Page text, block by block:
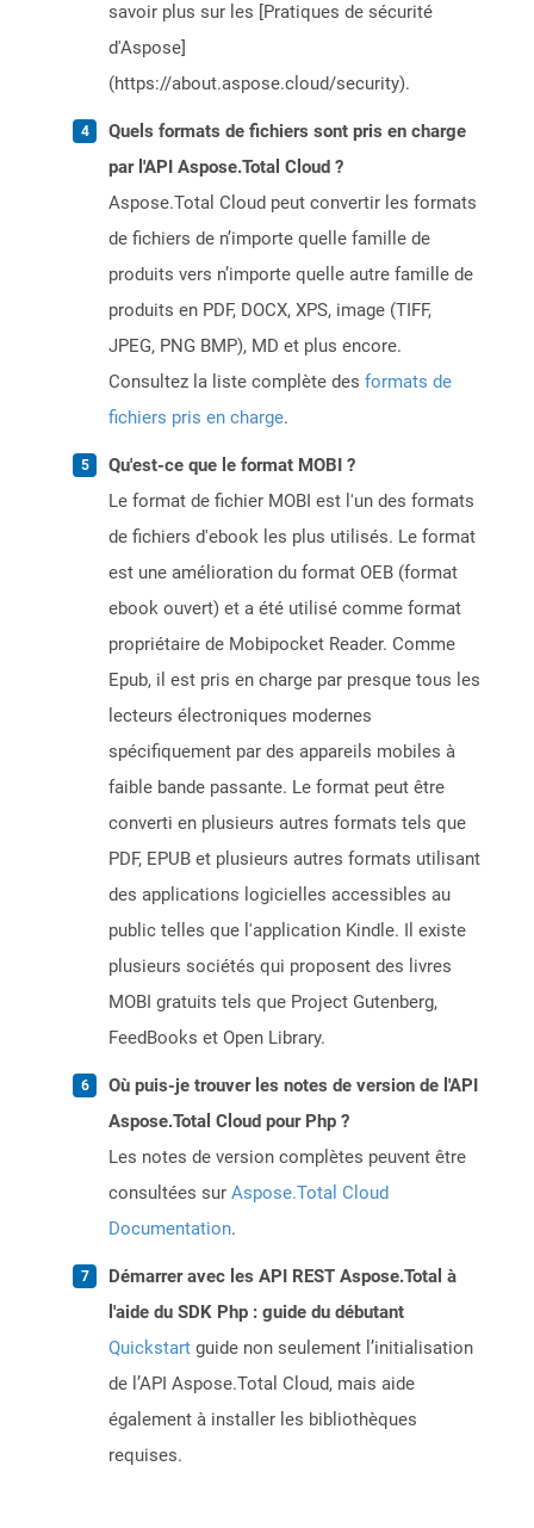
savoir plus sur les [Pratiques de sécurité
d'Aspose]
(https://about.aspose.cloud/security).
Quels formats de fichiers sont pris en charge
par l'API Aspose.Total Cloud ?
Aspose.Total Cloud peut convertir les formats
de fichiers de n’importe quelle famille de
produits vers n’importe quelle autre famille de
produits en PDF, DOCX, XPS, image (TIFF,
JPEG, PNG BMP), MD et plus encore.
Consultez la liste complète des formats de
fichiers pris en charge.
Qu'est-ce que le format MOBI ?
Le format de fichier MOBI est l'un des formats
de fichiers d'ebook les plus utilisés. Le format
est une amélioration du format OEB (format
ebook ouvert) et a été utilisé comme format
propriétaire de Mobipocket Reader. Comme
Epub, il est pris en charge par presque tous les
lecteurs électroniques modernes
spécifiquement par des appareils mobiles à
faible bande passante. Le format peut être
converti en plusieurs autres formats tels que
PDF, EPUB et plusieurs autres formats utilisant
des applications logicielles accessibles au
public telles que l'application Kindle. Il existe
plusieurs sociétés qui proposent des livres
MOBI gratuits tels que Project Gutenberg,
FeedBooks et Open Library.
Où puis-je trouver les notes de version de l'API
Aspose.Total Cloud pour Php ?
Les notes de version complètes peuvent être
consultées sur Aspose.Total Cloud
Documentation.
Démarrer avec les API REST Aspose.Total à
l'aide du SDK Php : guide du débutant
Quickstart guide non seulement l’initialisation
de l’API Aspose.Total Cloud, mais aide
également à installer les bibliothèques
requises.